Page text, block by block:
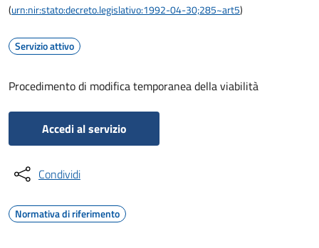
(urn:nir:stato:decreto.legislativo:1992-04-30;285~art5)
Servizio attivo
Procedimento di modifica temporanea della viabilità
Accedi al servizio
Condividi
Normativa di riferimento